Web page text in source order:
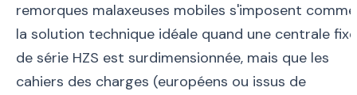
remorques malaxeuses mobiles s'imposent comme
la solution technique idéale quand une centrale fixe
de série HZS est surdimensionnée, mais que les
cahiers des charges (européens ou issus de